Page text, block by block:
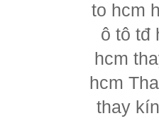
to hcm
ô tô tđ
hcm
hcm
thay